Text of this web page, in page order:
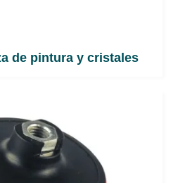
de pintura y cristales